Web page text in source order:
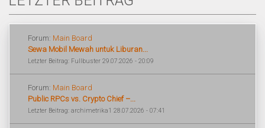
Forum: Main Board
Sewa Mobil Mewah untuk Liburan...
Letzter Beitrag: Fullbuster 29.07.2026 - 20:09
Forum: Main Board
Public RPCs vs. Crypto Chief –...
Letzter Beitrag: archimetrika1 28.07.2026 - 07:41